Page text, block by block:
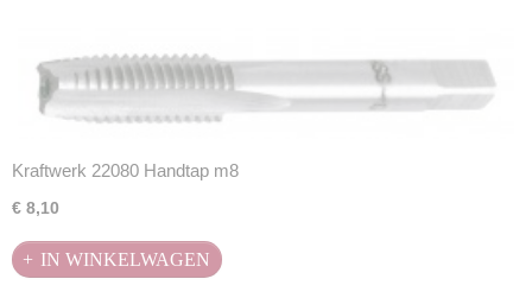
Kraftwerk 22080 Handtap m8
€ 8,10
IN WINKELWAGEN